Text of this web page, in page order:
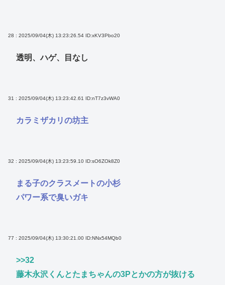
28 : 2025/09/04(木) 13:23:26.54 ID:xKV3Pbo20
透明、ハゲ、目なし
31 : 2025/09/04(木) 13:23:42.61 ID:nT7z3vWA0
カラミザカリの坊主
32 : 2025/09/04(木) 13:23:59.10 ID:sO6ZOk8Z0
まる子のクラスメートの小杉
パワー系で臭いガキ
77 : 2025/09/04(木) 13:30:21.00 ID:NNx54MQb0
>>32
藤木永沢くんとたまちゃんの3Pとかの方が抜ける